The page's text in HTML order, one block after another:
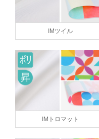
IMツイル
IMトロマット